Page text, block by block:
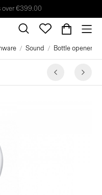
over €399.00
Sound Bottle opener